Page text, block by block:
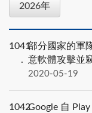
2026年
1041部分國家的軍
意軟體攻擊並
2020-05-19
1042Google 自